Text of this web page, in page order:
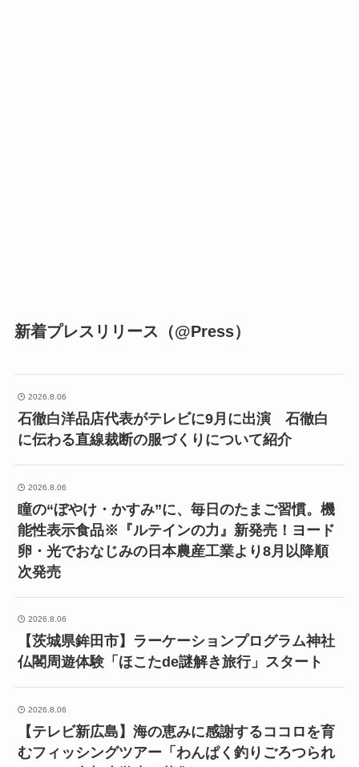
新着プレスリリース（@Press）
2026.8.06
石徹白洋品店代表がテレビに9月に出演 石徹白
に伝わる直線裁断の服づくりについて紹介
2026.8.06
瞳の“ぼやけ・かすみ”に、毎日のたまご習慣。機
能性表示食品※『ルテインの力』新発売！ヨード
卵・光でおなじみの日本農産工業より8月以降順
次発売
2026.8.06
【茨城県鉾田市】ラーケーションプログラム神社
仏閣周遊体験「ほこたde謎解き旅行」スタート
2026.8.06
【テレビ新広島】海の恵みに感謝するココロを育
むフィッシングツアー「わんぱく釣りごろつられ